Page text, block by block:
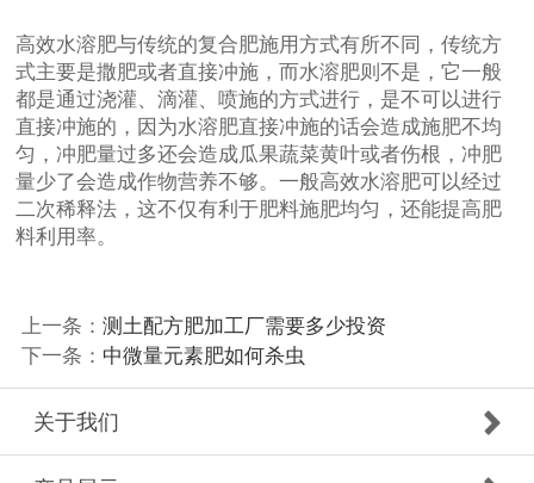
高效水溶肥与传统的复合肥施用方式有所不同，传统方
式主要是撒肥或者直接冲施，而水溶肥则不是，它一般
都是通过浇灌、滴灌、喷施的方式进行，是不可以进行
直接冲施的，因为水溶肥直接冲施的话会造成施肥不均
匀，冲肥量过多还会造成瓜果蔬菜黄叶或者伤根，冲肥
量少了会造成作物营养不够。一般高效水溶肥可以经过
二次稀释法，这不仅有利于肥料施肥均匀，还能提高肥
料利用率。
上一条： 测土配方肥加工厂需要多少投资
下一条： 中微量元素肥如何杀虫
关于我们